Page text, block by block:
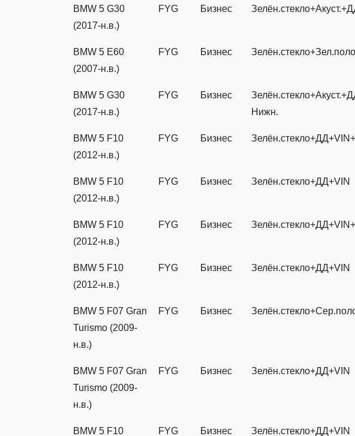
BMW 5 G30
(2017-н.в.)
FYG Бизнес
BMW 5 E60
(2007-н.в.)
FYG Бизнес
BMW 5 G30
(2017-н.в.)
FYG Бизнес
Нижн.
BMW 5 F10
(2012-н.в.)
FYG Бизнес
BMW 5 F10
(2012-н.в.)
FYG Бизнес Зелён.стекло+ДД+VIN
BMW 5 F10
(2012-н.в.)
FYG Бизнес
BMW 5 F10
(2012-н.в.)
FYG Бизнес Зелён.стекло+ДД+VIN
BMW 5 F07 Gran
Turismo (2009-
н.в.)
FYG Бизнес
BMW 5 F07 Gran
Turismo (2009-
н.в.)
FYG Бизнес Зелён.стекло+ДД+VIN
BMW 5 F10
FYG Бизнес Зелён.стекло+ДД+VIN